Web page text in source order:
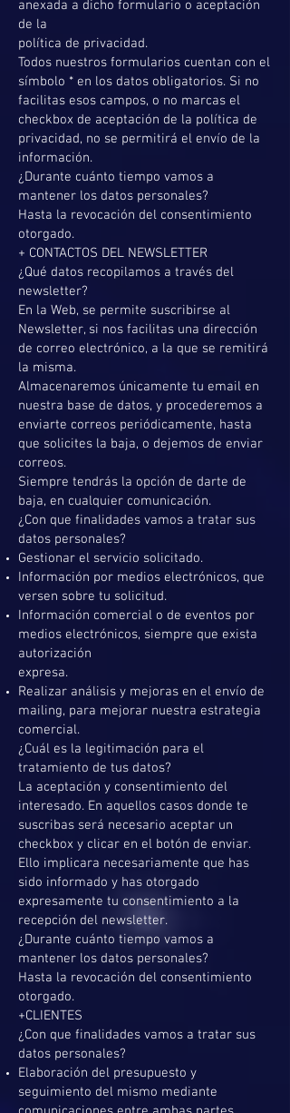
anexada a dicho formulario o aceptación
de la
política de privacidad.
Todos nuestros formularios cuentan con el
símbolo * en los datos obligatorios. Si no
facilitas esos campos, o no marcas el
checkbox de aceptación de la política de
privacidad, no se permitirá el envío de la
información.
¿Durante cuánto tiempo vamos a
mantener los datos personales?
Hasta la revocación del consentimiento
otorgado.
+ CONTACTOS DEL NEWSLETTER
¿Qué datos recopilamos a través del
newsletter?
En la Web, se permite suscribirse al
Newsletter, si nos facilitas una dirección
de correo electrónico, a la que se remitirá
la misma.
Almacenaremos únicamente tu email en
nuestra base de datos, y procederemos a
enviarte correos periódicamente, hasta
que solicites la baja, o dejemos de enviar
correos.
Siempre tendrás la opción de darte de
baja, en cualquier comunicación.
¿Con que finalidades vamos a tratar sus
datos personales?
Gestionar el servicio solicitado.
Información por medios electrónicos, que
versen sobre tu solicitud.
Información comercial o de eventos por
medios electrónicos, siempre que exista
autorización
expresa.
Realizar análisis y mejoras en el envío de
mailing, para mejorar nuestra estrategia
comercial.
¿Cuál es la legitimación para el
tratamiento de tus datos?
La aceptación y consentimiento del
interesado. En aquellos casos donde te
suscribas será necesario aceptar un
checkbox y clicar en el botón de enviar.
Ello implicara necesariamente que has
sido informado y has otorgado
expresamente tu consentimiento a la
recepción del newsletter.
¿Durante cuánto tiempo vamos a
mantener los datos personales?
Hasta la revocación del consentimiento
otorgado.
+CLIENTES
¿Con que finalidades vamos a tratar sus
datos personales?
Elaboración del presupuesto y
seguimiento del mismo mediante